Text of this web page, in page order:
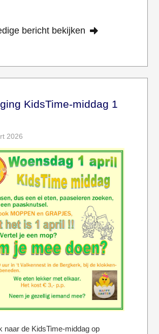
bericht bekijken
KidsTime-middag 1
2026
naar de KidsTime-middag op